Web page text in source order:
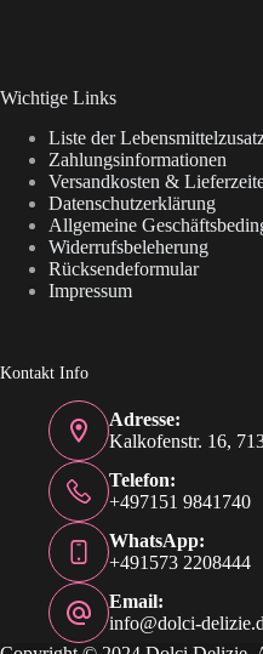
Wichtige Links
Liste der
Zahlungsinformationen
Versandkosten &
Datenschutzerklärung
Allgemeine
Widerrufsbeleherung
Rücksendeformular
Impressum
Kontakt Info
Adresse:
Kalkofenstr. 16,
Telefon:
+497151 9841740
WhatsApp:
+491573 2208444
Email:
info@dolci-